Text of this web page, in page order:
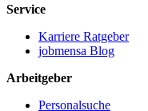
Service
Karriere Ratgeber
jobmensa Blog
Arbeitgeber
Personalsuche